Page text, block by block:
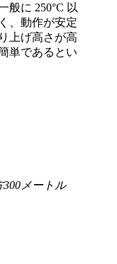
般に 250°C 以
、動作が安定
上げ高さが高
単であるとい
メートル